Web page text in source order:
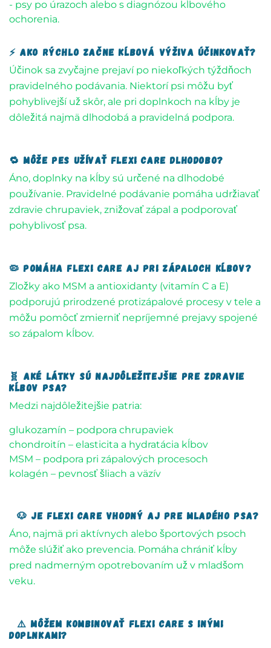
- psy po úrazoch alebo s diagnózou kĺbového
ochorenia.
⚡ Ako rýchlo začne kĺbová výživa účinkovať?
Účinok sa zvyčajne prejaví po niekoľkých týždňoch
pravidelného podávania. Niektorí psi môžu byť
pohyblivejší už skôr, ale pri doplnkoch na kĺby je
dôležitá najmä dlhodobá a pravidelná podpora.
🔁 Môže pes užívať Flexi Care dlhodobo?
Áno, doplnky na kĺby sú určené na dlhodobé
používanie. Pravidelné podávanie pomáha udržiavať
zdravie chrupaviek, znižovať zápal a podporovať
pohyblivosť psa.
🦠 Pomáha Flexi Care aj pri zápaloch kĺbov?
Zložky ako MSM a antioxidanty (vitamín C a E)
podporujú prirodzené protizápalové procesy v tele a
môžu pomôcť zmierniť nepríjemné prejavy spojené
so zápalom kĺbov.
🧬 Aké látky sú najdôležitejšie pre zdravie
kĺbov psa?
Medzi najdôležitejšie patria:
glukozamín – podpora chrupaviek
chondroitín – elasticita a hydratácia kĺbov
MSM – podpora pri zápalových procesoch
kolagén – pevnosť šliach a väzív
🐶 Je Flexi Care vhodný aj pre mladého psa?
Áno, najmä pri aktívnych alebo športových psoch
môže slúžiť ako prevencia. Pomáha chrániť kĺby
pred nadmerným opotrebovaním už v mladšom
veku.
⚠️ Môžem kombinovať Flexi Care s inými
doplnkami?